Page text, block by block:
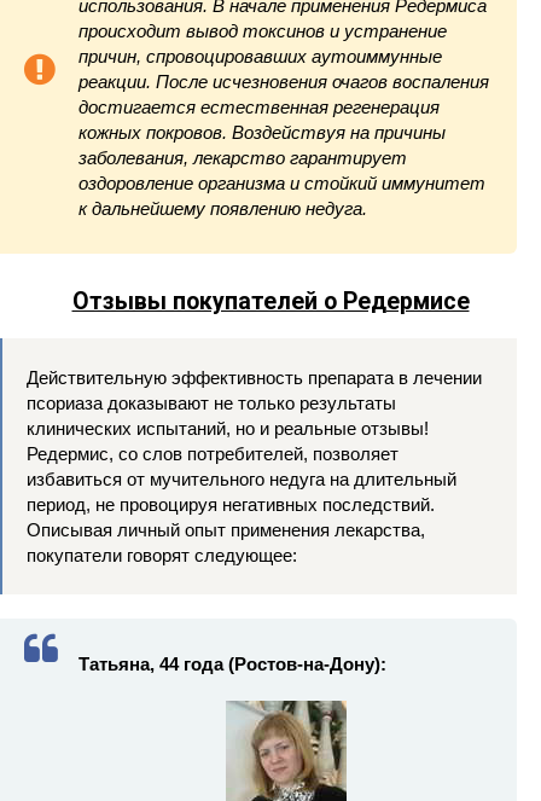
использования. В начале применения Редермиса
происходит вывод токсинов и устранение
причин, спровоцировавших аутоиммунные
реакции. После исчезновения очагов воспаления
достигается естественная регенерация
кожных покровов. Воздействуя на причины
заболевания, лекарство гарантирует
оздоровление организма и стойкий иммунитет
к дальнейшему появлению недуга.
Отзывы покупателей о Редермисе
Действительную эффективность препарата в лечении
псориаза доказывают не только результаты
клинических испытаний, но и реальные отзывы!
Редермис, со слов потребителей, позволяет
избавиться от мучительного недуга на длительный
период, не провоцируя негативных последствий.
Описывая личный опыт применения лекарства,
покупатели говорят следующее:
Татьяна, 44 года (Ростов-на-Дону):